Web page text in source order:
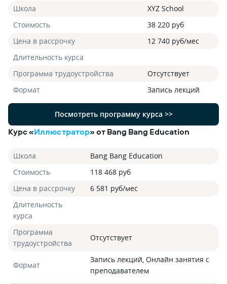
Школа
XYZ School
Стоимость
38 220 руб
Цена в рассрочку
12 740 руб/мес
Длительность курса
Программа трудоустройства
Отсутствует
Формат
Запись лекций
Посмотреть программу курса >>
Курс «Иллюстратор» от Bang Bang Education
Школа
Bang Bang Education
Стоимость
118 468 руб
Цена в рассрочку
6 581 руб/мес
Длительность
курса
Программа
трудоустройства
Отсутствует
Формат
Запись лекций, Онлайн занятия с
преподавателем